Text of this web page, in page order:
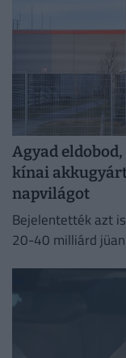
Agyad
kínai
napvilágot
Bejelentették azt
20-40 milliárd